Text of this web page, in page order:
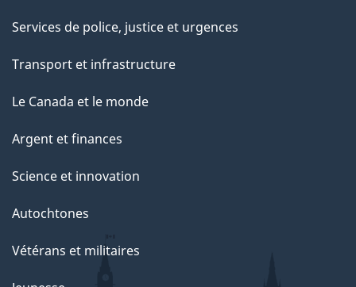
Services de police, justice et urgences
Transport et infrastructure
Le Canada et le monde
Argent et finances
Science et innovation
Autochtones
Vétérans et militaires